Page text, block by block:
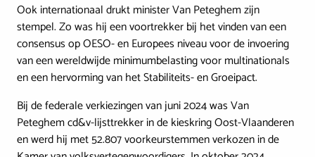
Ook internationaal drukt minister Van Peteghem zijn
stempel. Zo was hij een voortrekker bij het vinden van een
consensus op OESO- en Europees niveau voor de invoering
van een wereldwijde minimumbelasting voor multinationals
en een hervorming van het Stabiliteits- en Groeipact.
Bij de federale verkiezingen van juni 2024 was Van
Peteghem cd&v-lijsttrekker in de kieskring Oost-Vlaanderen
en werd hij met 52.807 voorkeurstemmen verkozen in de